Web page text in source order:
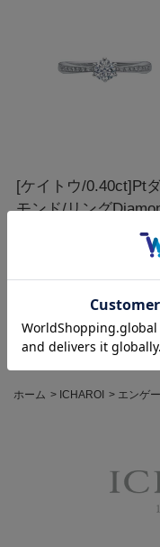
[ケイトウ/0.40ct]Pt
モンド/リング
Platinum Ring/AE05-
ホーム > ICHAROI > エンゲ